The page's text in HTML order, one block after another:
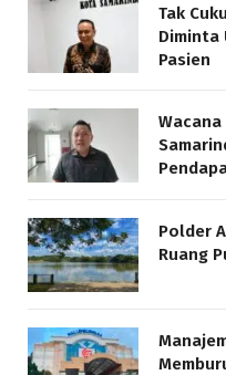
Tak
Diminta
Pasien
Wacana
Polder
Ruang